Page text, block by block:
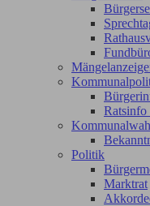
Politik
Marktrat